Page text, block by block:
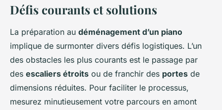
Défis courants et solutions
La préparation au déménagement d’un piano
implique de surmonter divers défis logistiques. L’un
des obstacles les plus courants est le passage par
des escaliers étroits ou de franchir des portes de
dimensions réduites. Pour faciliter le processus,
mesurez minutieusement votre parcours en amont